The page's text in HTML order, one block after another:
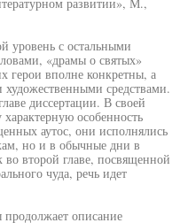
уровень с остальными
«драмы о святых»
герои вполне конкретны, а
средствами.
диссертации. В своей
особенность
аутос, они исполнялись
но и в обычные дни в
второй главе, посвященной
чуда, речь идет
описание